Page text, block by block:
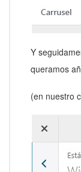
Y
queramos
(en nuestro